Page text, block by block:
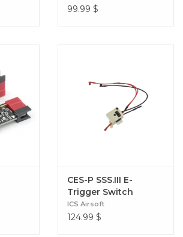
99.99 $
CES-P SSS.III E-
Trigger Switch
Combination parts
ICS Airsoft
124.99 $